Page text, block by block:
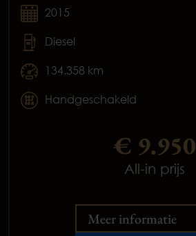
2015
Diesel
134.358 km
Handgeschakeld
€ 9.950
All-in prijs
Meer informatie